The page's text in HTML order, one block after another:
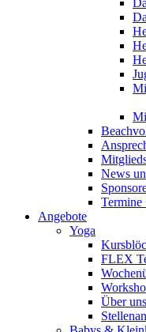
News
Termine
Angebote
Yoga
FLEX
Über uns